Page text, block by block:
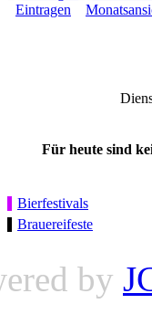
Eintragen
Für heute sind
Bierfestivals
Brauereifeste
by